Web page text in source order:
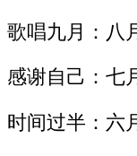
歌唱九月：八
感谢自己：七
时间过半：六